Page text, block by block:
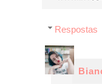
Respostas